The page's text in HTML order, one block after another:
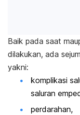
Baik pada saat
dilakukan, ada
yakni:
komplikasi
saluran
perdarahan,